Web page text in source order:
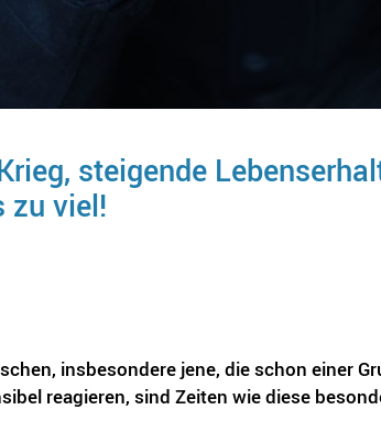
steigende
zu viel!
insbesondere jene, die schon einer
reagieren, sind Zeiten wie diese